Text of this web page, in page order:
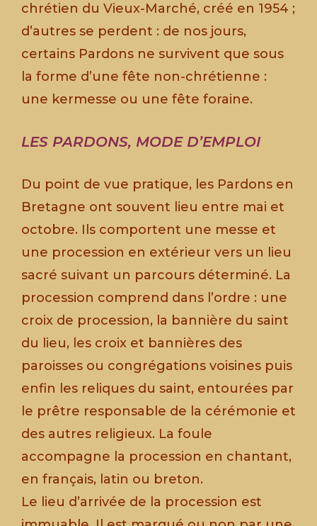
chrétien du Vieux-Marché, créé en 1954 ;
d’autres se perdent : de nos jours,
certains Pardons ne survivent que sous
la forme d’une fête non-chrétienne :
une kermesse ou une fête foraine.
LES PARDONS, MODE D’EMPLOI
Du point de vue pratique, les Pardons en
Bretagne ont souvent lieu entre mai et
octobre. Ils comportent une messe et
une procession en extérieur vers un lieu
sacré suivant un parcours déterminé. La
procession comprend dans l’ordre : une
croix de procession, la bannière du saint
du lieu, les croix et bannières des
paroisses ou congrégations voisines puis
enfin les reliques du saint, entourées par
le prêtre responsable de la cérémonie et
des autres religieux. La foule
accompagne la procession en chantant,
en français, latin ou breton.
Le lieu d’arrivée de la procession est